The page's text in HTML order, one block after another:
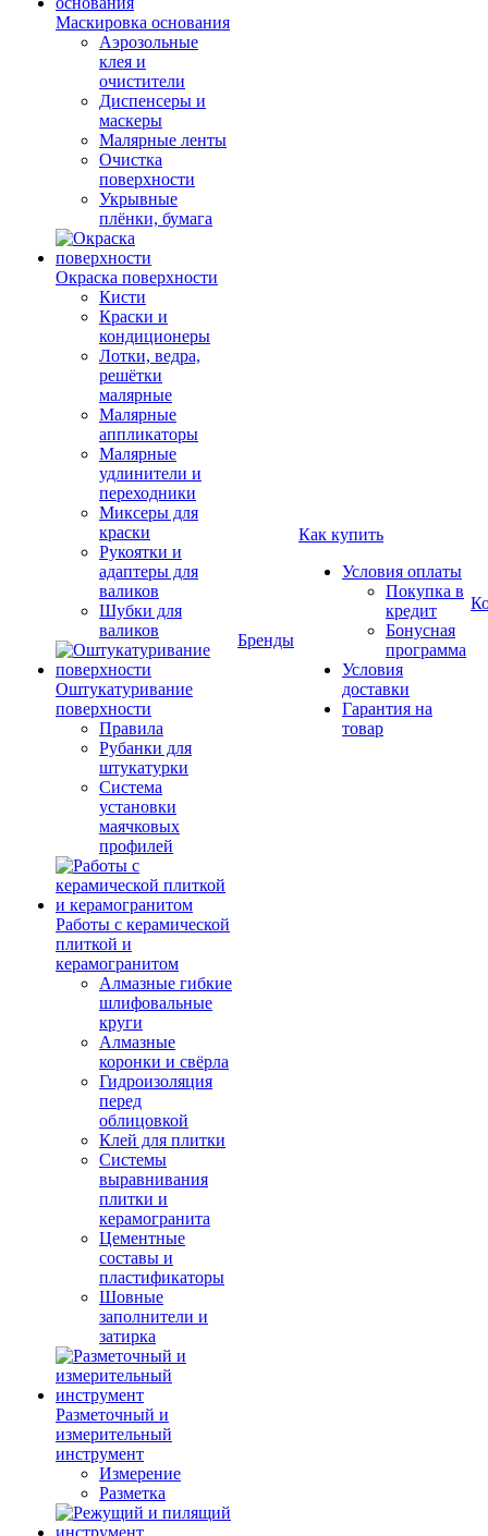
Маскировка основания
Аэрозольные
клея и
очистители
Диспенсеры и
маскеры
Малярные ленты
Очистка
поверхности
Укрывные
плёнки, бумага
Окраска поверхности
Кисти
Краски и
кондиционеры
Лотки, ведра,
решётки
малярные
Малярные
аппликаторы
Малярные
удлинители и
переходники
Миксеры для
краски
Рукоятки и
адаптеры для
валиков
Шубки для
валиков
Оштукатуривание
поверхности
Правила
Рубанки для
штукатурки
Система
установки
маячковых
профилей
Работы с керамической
плиткой и
керамогранитом
Алмазные гибкие
шлифовальные
круги
Алмазные
коронки и свёрла
Гидроизоляция
перед
облицовкой
Клей для плитки
Системы
выравнивания
плитки и
керамогранита
Цементные
составы и
пластификаторы
Шовные
заполнители и
затирка
Разметочный и
измерительный
инструмент
Измерение
Разметка
Бренды
Как купить
Условия оплаты
Покупка в
кредит
Бонусная
программа
Условия
доставки
Гарантия на
товар